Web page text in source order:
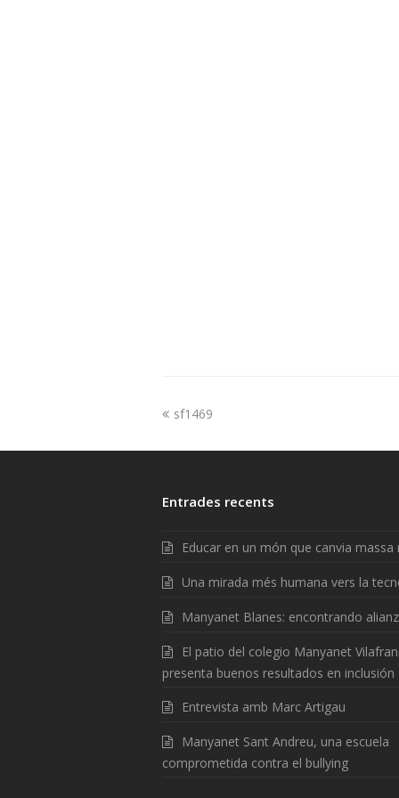
sf1469
Entrades recents
Educar en un món que canvia massa
Una mirada més humana vers la
Manyanet Blanes: encontrando
El patio del colegio Manyanet
presenta buenos resultados en inclusión
Entrevista amb Marc Artigau
Manyanet Sant Andreu, una escuela
comprometida contra el bullying